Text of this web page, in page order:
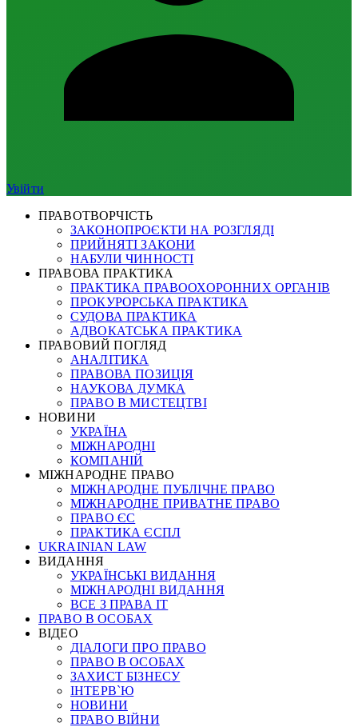
Увійти
ПРАВОТВОРЧІСТЬ
ЗАКОНОПРОЄКТИ НА РОЗГЛЯДІ
ПРИЙНЯТІ ЗАКОНИ
НАБУЛИ ЧИННОСТІ
ПРАВОВА ПРАКТИКА
ПРАКТИКА ПРАВООХОРОННИХ ОРГАНІВ
ПРОКУРОРСЬКА ПРАКТИКА
СУДОВА ПРАКТИКА
АДВОКАТСЬКА ПРАКТИКА
ПРАВОВИЙ ПОГЛЯД
АНАЛІТИКА
ПРАВОВА ПОЗИЦІЯ
НАУКОВА ДУМКА
ПРАВО В МИСТЕЦТВІ
НОВИНИ
УКРАЇНА
МІЖНАРОДНІ
КОМПАНІЙ
МІЖНАРОДНЕ ПРАВО
МІЖНАРОДНЕ ПУБЛІЧНЕ ПРАВО
МІЖНАРОДНЕ ПРИВАТНЕ ПРАВО
ПРАВО ЄС
ПРАКТИКА ЄСПЛ
UKRAINIAN LAW
ВИДАННЯ
УКРАЇНСЬКІ ВИДАННЯ
МІЖНАРОДНІ ВИДАННЯ
ВСЕ З ПРАВА ІТ
ПРАВО В ОСОБАХ
ВІДЕО
ДІАЛОГИ ПРО ПРАВО
ПРАВО В ОСОБАХ
ЗАХИСТ БІЗНЕСУ
ІНТЕРВ`Ю
НОВИНИ
ПРАВО ВІЙНИ